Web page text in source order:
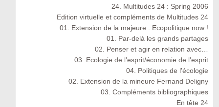
24. Multitudes 24 : Spring 2006
Edition virtuelle et compléments de Multitudes 24
01. Extension de la majeure : Ecopolitique now !
01. Par-delà les grands partages
02. Penser et agir en relation avec…
03. Ecologie de l’esprit/économie de l’esprit
04. Politiques de l'écologie
02. Extension de la mineure Fernand Deligny
03. Compléments bibliographiques
En tête 24